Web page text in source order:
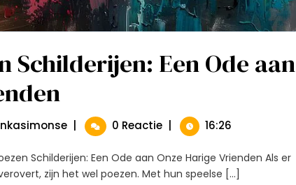
Schilderijen: Een Ode aan
Poezen
Een
Aan
Onze
Harige
Prachtige
Poezen
Schilderijen:
Een
0 Reactie 16:26
zijn het wel poezen. Met hun speelse [...]